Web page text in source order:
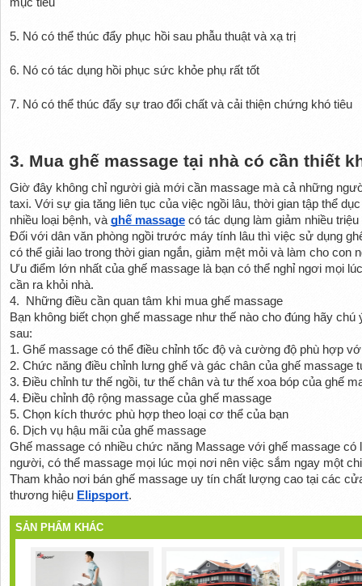
5. Nó có thể thúc đẩy phục hồi sau phẫu thuật và xạ trị
6. Nó có tác dụng hồi phục sức khỏe phụ rất tốt
7. Nó có thể thúc đẩy sự trao đổi chất và cải thiện chứng khó tiêu
3. Mua ghế massage tại nhà có cần thiết
Giờ đây không chỉ người già mới cần massage mà cả những
taxi. Với sự gia tăng liên tục của việc ngồi lâu, thời gian tập thể
nhiều loại bệnh, và ghế massage có tác dụng làm giảm nhiều
Đối với dân văn phòng ngồi trước máy tính lâu thì việc sử dụng
có thể giải lao trong thời gian ngắn, giảm mệt mỏi và làm cho con
Ưu điểm lớn nhất của ghế massage là bạn có thể nghỉ ngơi mọi
cần ra khỏi nhà.
4.  Những điều cần quan tâm khi mua ghế massage
Bạn không biết chọn ghế massage như thế nào cho đúng hãy
sau:
1. Ghế massage có thể điều chỉnh tốc độ và cường độ phù hợp
2. Chức năng điều chỉnh lưng ghế và gác chân của ghế massage
3. Điều chỉnh tư thế ngồi, tư thế chân và tư thế xoa bóp của ghế
4. Điều chỉnh độ rộng massage của ghế massage
5. Chọn kích thước phù hợp theo loại cơ thể của bạn
6. Dịch vụ hậu mãi của ghế massage
Ghế massage có nhiều chức năng Massage với ghế massage
người, có thể massage mọi lúc mọi nơi nên việc sắm ngay một
Tham khảo nơi bán ghế massage uy tín chất lượng cao tại các
thương hiệu Elipsport.
SẢN PHẨM KHÁC